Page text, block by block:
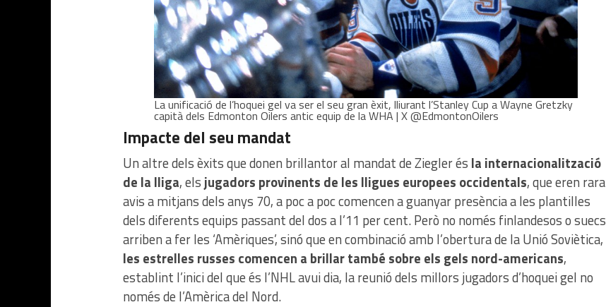
La unificació de l’hoquei gel va ser el seu gran èxit, lliurant l’Stanley Cup a Wayne Gretzky
capità dels Edmonton Oilers antic equip de la WHA | X @EdmontonOilers
Impacte del seu mandat
Un altre dels èxits que donen brillantor al mandat de Ziegler és la internacionalització
de la lliga, elsjugadors provinents de les lligues europees occidentals, que eren rara
avis a mitjans dels anys 70, a poc a poc comencen a guanyar presència a les plantilles
dels diferents equips passant del dos a l’11 per cent. Però no només finlandesos o suecs
arriben a fer les ‘Amèriques’, sinó que en combinació amb l’obertura de la Unió Soviètica,
les estrelles russes comencen a brillar també sobre els gels nord-americans,
establint l’inici del que és l’NHL avui dia, la reunió dels millors jugadors d’hoquei gel no
només de l’Amèrica del Nord.